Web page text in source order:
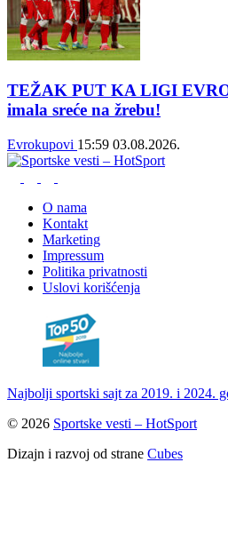
TEŽAK PUT KA LIGI
imala sreće na žrebu!
Evrokupovi 15:59 03.08.2026.
O nama
Kontakt
Marketing
Impressum
Politika privatnosti
Uslovi korišćenja
Najbolji sportski sajt za 2019. i 2024.
© 2026 Sportske vesti – HotSport
Dizajn i razvoj od strane Cubes